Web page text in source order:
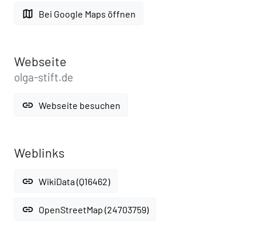
map Bei Google Maps öffnen
Webseite
olga-stift.de
link Webseite besuchen
Weblinks
link WikiData (Q16462)
link OpenStreetMap (24703759)